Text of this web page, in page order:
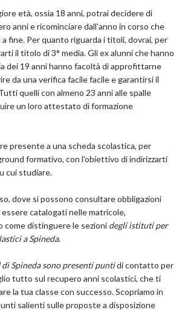
età, ossia 18 anni, potrai decidere di
anni e ricominciare dall'anno in corso che
fine. Per quanto riguarda i titoli, dovrai, per
il titolo di 3° media. Gli ex alunni che hanno
dei 19 anni hanno facoltà di approfittarne
da una verifica facile facile e garantirsi il
quelli con almeno 23 anni alle spalle
un loro attestato di formazione
presente a una scheda scolastica, per
formativo, con l'obiettivo di indirizzarti
cui studiare.
dove si possono consultare obbligazioni
catalogati nelle matricole,
come distinguere le sezioni degli istituti per
a Spineda.
Spineda sono presenti puntidi contatto per
tutto sul recupero anni scolastici, che ti
la tua classe con successo. Scopriamo in
salienti sulle proposte a disposizione